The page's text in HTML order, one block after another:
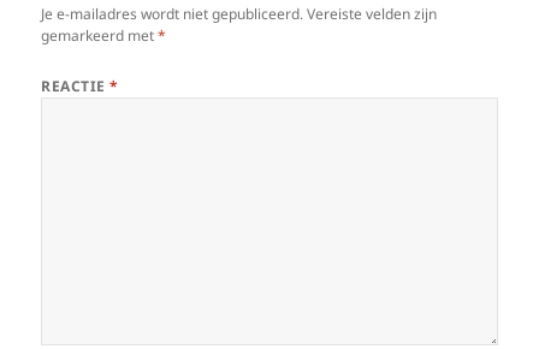
Je e-mailadres wordt niet gepubliceerd. Vereiste velden zijn
gemarkeerd met*
REACTIE*